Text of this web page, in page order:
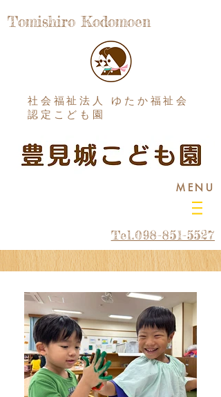
Tomishiro Kodomoen
社会福祉法人 ゆたか福祉会
認定こども園
MENU
Tel.098-851-5527